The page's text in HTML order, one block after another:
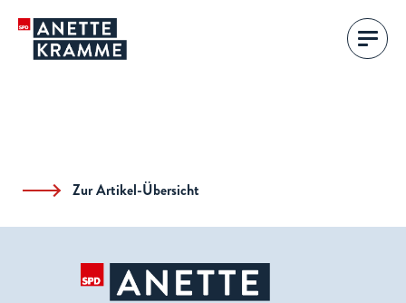
Zur Artikel-Übersicht